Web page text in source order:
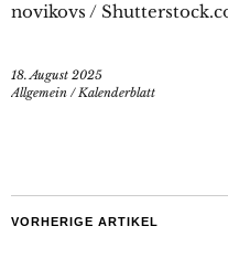
novikovs /
18. August 2025
Allgemein /Kalenderblatt
VORHERIGE ARTIKEL